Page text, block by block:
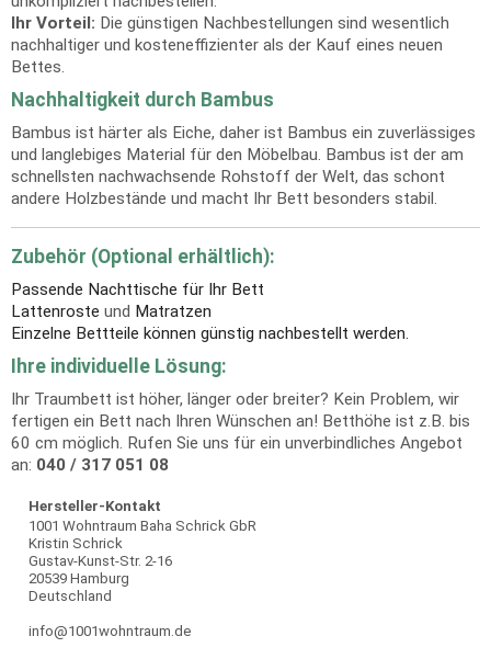
Ihr Vorteil: Die günstigen Nachbestellungen sind wesentlich
nachhaltiger und kosteneffizienter als der Kauf eines neuen
Bettes.
Nachhaltigkeit durch Bambus
Bambus ist härter als Eiche, daher ist Bambus ein zuverlässiges
und langlebiges Material für den Möbelbau. Bambus ist der am
schnellsten nachwachsende Rohstoff der Welt, das schont
andere Holzbestände und macht Ihr Bett besonders stabil.
Zubehör (Optional erhältlich):
Passende Nachttische für Ihr Bett
Lattenroste und Matratzen
Einzelne Bettteile können günstig nachbestellt werden.
Ihre individuelle Lösung:
Ihr Traumbett ist höher, länger oder breiter? Kein Problem, wir
fertigen ein Bett nach Ihren Wünschen an! Betthöhe ist z.B. bis
60 cm möglich. Rufen Sie uns für ein unverbindliches Angebot
an: 040 / 317 051 08
Hersteller-Kontakt
1001 Wohntraum Baha Schrick GbR
Kristin Schrick
Gustav-Kunst-Str. 2-16
20539 Hamburg
Deutschland
info@1001wohntraum.de